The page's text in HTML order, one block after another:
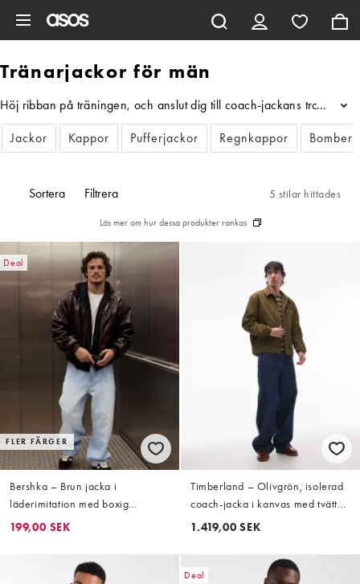
Tränarjackor för män
Höj ribban på träningen, och anslut dig till coach-jackans trogna
...
Jackor
Kappor Pufferjackor Regnkappor
Sortera Filtrera 5 stilar hittades
Läs mer om hur dessa produkter rankas
Deal
FLER FÄRGER
Bershka – Brun jacka i
läderimitation med boxig
passform
199,00 SEK
Timberland – Olivgrön, isolerad
coach-jacka i kanvas med tvättad
finish
1.419,00 SEK
Deal